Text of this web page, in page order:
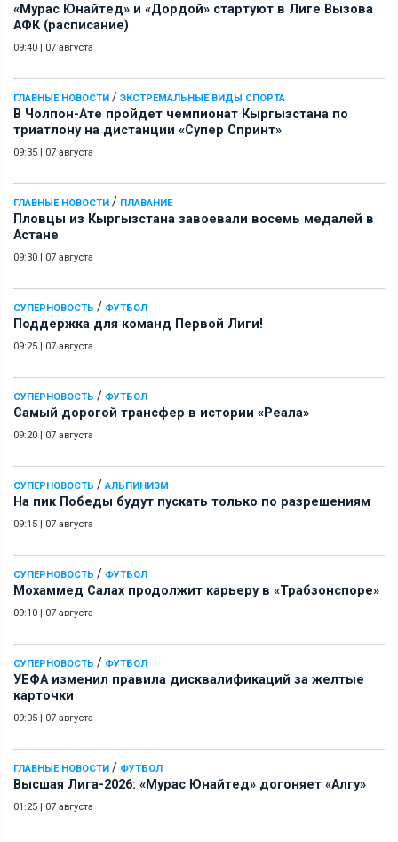
«Мурас Юнайтед» и «Дордой» стартуют в Лиге Вызова
АФК (расписание)
09:40 | 07 августа
ГЛАВНЫЕ НОВОСТИ / ЭКСТРЕМАЛЬНЫЕ ВИДЫ СПОРТА
В Чолпон-Ате пройдет чемпионат Кыргызстана по
триатлону на дистанции «Супер Спринт»
09:35 | 07 августа
ГЛАВНЫЕ НОВОСТИ / ПЛАВАНИЕ
Пловцы из Кыргызстана завоевали восемь медалей в
Астане
09:30 | 07 августа
СУПЕРНОВОСТЬ / ФУТБОЛ
Поддержка для команд Первой Лиги!
09:25 | 07 августа
СУПЕРНОВОСТЬ / ФУТБОЛ
Самый дорогой трансфер в истории «Реала»
09:20 | 07 августа
СУПЕРНОВОСТЬ / АЛЬПИНИЗМ
На пик Победы будут пускать только по разрешениям
09:15 | 07 августа
СУПЕРНОВОСТЬ / ФУТБОЛ
Мохаммед Салах продолжит карьеру в «Трабзонспоре»
09:10 | 07 августа
СУПЕРНОВОСТЬ / ФУТБОЛ
УЕФА изменил правила дисквалификаций за желтые
карточки
09:05 | 07 августа
ГЛАВНЫЕ НОВОСТИ / ФУТБОЛ
Высшая Лига-2026: «Мурас Юнайтед» догоняет «Алгу»
01:25 | 07 августа